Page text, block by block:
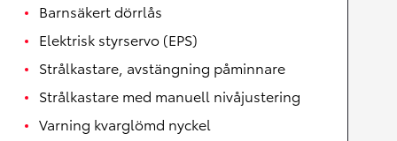
Barnsäkert dörrlås
Elektrisk styrservo (EPS)
Strålkastare, avstängning påminnare
Strålkastare med manuell nivåjustering
Varning kvarglömd nyckel